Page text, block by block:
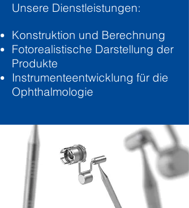
Unsere Dienstleistungen:
Konstruktion und Berechnung
Fotorealistische Darstellung der
Produkte
Instrumenteentwicklung für die
Ophthalmologie